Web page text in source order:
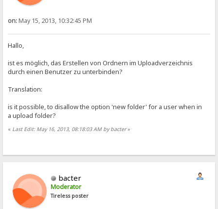
on:May 15, 2013, 10:32:45 PM
Hallo,
ist es möglich, das Erstellen von Ordnern im Uploadverzeichnis
durch einen Benutzer zu unterbinden?
Translation:
is it possible, to disallow the option 'new folder' for a user when in
a upload folder?
« Last Edit: May 16, 2013, 08:18:03 AM by bacter»
bacter
Moderator
Tireless poster